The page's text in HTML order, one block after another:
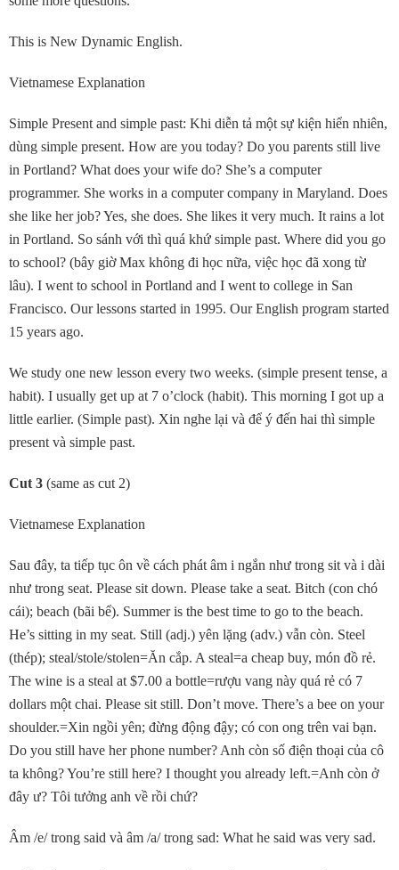
This is New Dynamic English.
Vietnamese Explanation
Simple Present and simple past: Khi diễn tả một sự kiện hiển nhiên,
dùng simple present. How are you today? Do you parents still live
in Portland? What does your wife do? She’s a computer
programmer. She works in a computer company in Maryland. Does
she like her job? Yes, she does. She likes it very much. It rains a lot
in Portland. So sánh với thì quá khứ simple past. Where did you go
to school? (bây giờ Max không đi học nữa, việc học đã xong từ
lâu). I went to school in Portland and I went to college in San
Francisco. Our lessons started in 1995. Our English program started
15 years ago.
We study one new lesson every two weeks. (simple present tense, a
habit). I usually get up at 7 o’clock (habit). This morning I got up a
little earlier. (Simple past). Xin nghe lại và để ý đến hai thì simple
present và simple past.
Cut 3 (same as cut 2)
Vietnamese Explanation
Sau đây, ta tiếp tục ôn về cách phát âm i ngắn như trong sit và i dài
như trong seat. Please sit down. Please take a seat. Bitch (con chó
cái); beach (bãi bể). Summer is the best time to go to the beach.
He’s sitting in my seat. Still (adj.) yên lặng (adv.) vẫn còn. Steel
(thép); steal/stole/stolen=Ăn cắp. A steal=a cheap buy, món đồ rẻ.
The wine is a steal at $7.00 a bottle=rượu vang này quá rẻ có 7
dollars một chai. Please sit still. Don’t move. There’s a bee on your
shoulder.=Xin ngồi yên; đừng động đậy; có con ong trên vai bạn.
Do you still have her phone number? Anh còn số điện thoại của cô
ta không? You’re still here? I thought you already left.=Anh còn ở
đây ư? Tôi tưởng anh về rồi chứ?
Âm /e/ trong said và âm /a/ trong sad: What he said was very sad.